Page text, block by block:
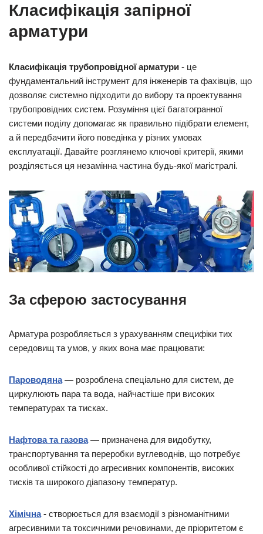
Класифікація запірної
арматури
Класифікація трубопровідної арматури - це
фундаментальний інструмент для інженерів та фахівців, що
дозволяє системно підходити до вибору та проектування
трубопровідних систем. Розуміння цієї багатогранної
системи поділу допомагає як правильно підібрати елемент,
а й передбачити його поведінка у різних умовах
експлуатації. Давайте розглянемо ключові критерії, якими
розділяється ця незамінна частина будь-якої магістралі.
За сферою застосування
Арматура розробляється з урахуванням специфіки тих
середовищ та умов, у яких вона має працювати:
Пароводяна— розроблена спеціально для систем, де
циркулюють пара та вода, найчастіше при високих
температурах та тисках.
Нафтова та газова— призначена для видобутку,
транспортування та переробки вуглеводнів, що потребує
особливої ​​стійкості до агресивних компонентів, високих
тисків та широкого діапазону температур.
Хімічна- створюється для взаємодії з різноманітними
агресивними та токсичними речовинами, де пріоритетом є